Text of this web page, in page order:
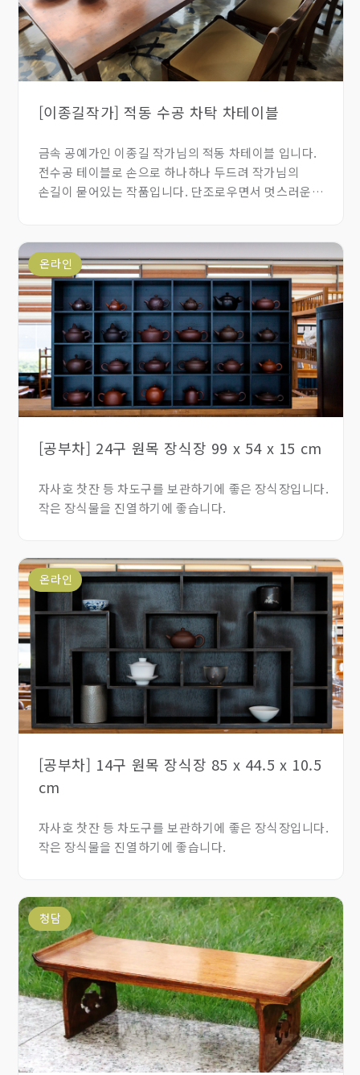
[이종길작가] 적동 수공 차탁 차테이블
금속 공예가인 이종길 작가님의 적동 차테이블 입니다.
전수공 테이블로 손으로 하나하나 두드려 작가님의
손길이 묻어있는 작품입니다. 단조로우면서 멋스러운
온라인
[공부차] 24구 원목 장식장 99 x 54 x 15 cm
자사호 찻잔 등 차도구를 보관하기에 좋은 장식장입니다.
작은 장식물을 진열하기에 좋습니다.
온라인
[공부차] 14구 원목 장식장 85 x 44.5 x 10.5
cm
자사호 찻잔 등 차도구를 보관하기에 좋은 장식장입니다.
작은 장식물을 진열하기에 좋습니다.
청담